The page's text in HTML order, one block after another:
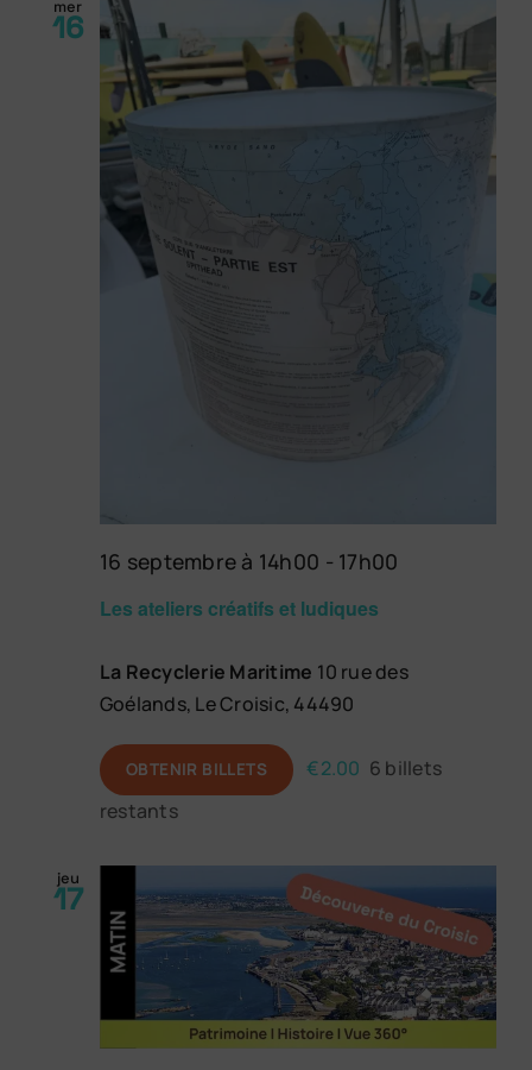
mer
16
Les ateliers créatifs et ludiques
16 septembre à 14h00 - 17h00
La Recyclerie Maritime 10 rue des
Goélands, Le Croisic, 44490
OBTENIR BILLETS €2.00 6 billets
restants
jeu
17